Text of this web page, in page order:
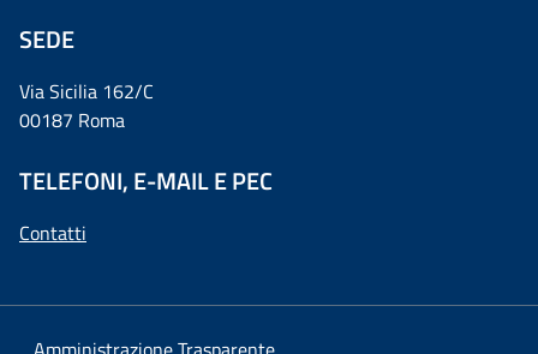
SEDE
Via Sicilia 162/C
00187 Roma
TELEFONI, E-MAIL E PEC
Contatti